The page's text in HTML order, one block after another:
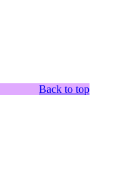
Back to top